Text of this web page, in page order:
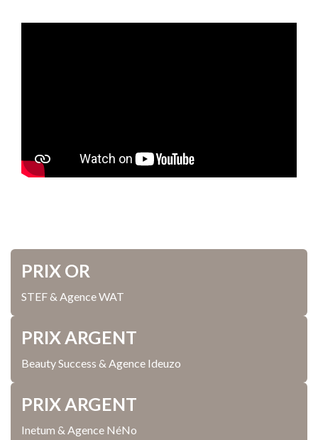
PRIX OR
STEF & Agence WAT
PRIX ARGENT
Beauty Success & Agence Ideuzo
PRIX ARGENT
Inetum & Agence NéNo